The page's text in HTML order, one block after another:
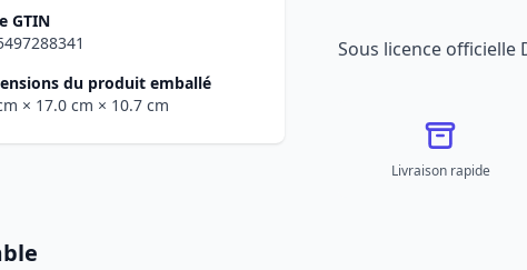
GTIN
du produit emballé
× 17.0 cm × 10.7 cm
Sous licence officielle
Livraison rapide